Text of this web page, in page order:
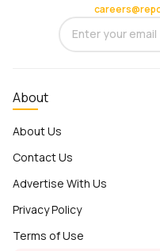
About
About Us
Contact Us
Advertise With Us
Privacy Policy
Terms of Use